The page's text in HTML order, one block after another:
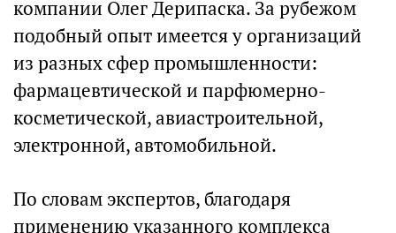
компании Олег Дерипаска. За рубежом
подобный опыт имеется у организаций
из разных сфер промышленности:
фармацевтической и парфюмерно-
косметической, авиастроительной,
электронной, автомобильной.
По словам экспертов, благодаря
применению указанного комплекса